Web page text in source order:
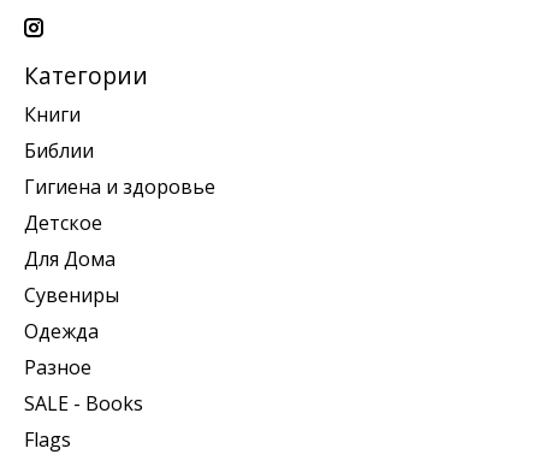
Категории
Книги
Библии
Гигиена и здоровье
Детское
Для Дома
Сувениры
Одежда
Разное
SALE - Books
Flags